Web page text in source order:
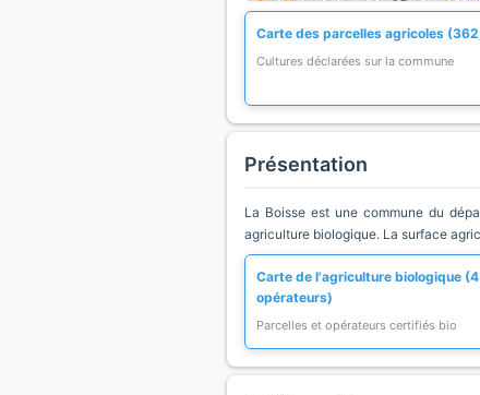
Carte des parcelles agricoles
Cultures déclarées sur la commune
Présentation
La Boisse est une commune du
agriculture biologique. La surface
Carte de l'agriculture biologique (4
opérateurs)
Parcelles et opérateurs certifiés bio